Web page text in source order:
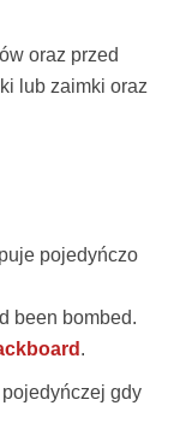
oraz przed
lub zaimki oraz
pojedyńczo
been bombed.
.
gdy